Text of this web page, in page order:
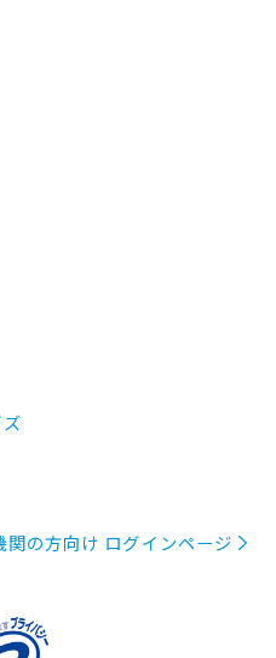
関の方向け ログインページ